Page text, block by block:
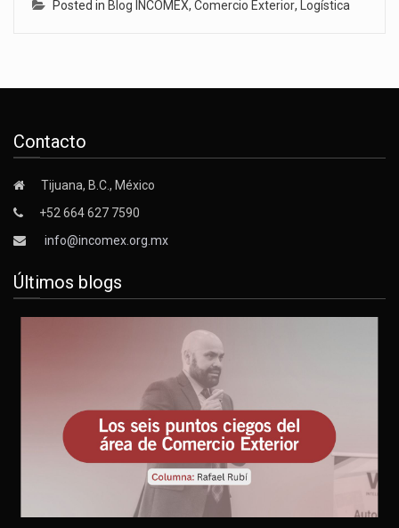
Posted in Blog INCOMEX, Comercio Exterior, Logística
Contacto
Tijuana, B.C., México
+52 664 627 7590
info@incomex.org.mx
Últimos blogs